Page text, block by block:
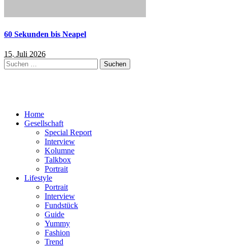
60 Sekunden bis Neapel
15. Juli 2026
Suchen
nach:
Home
Gesellschaft
Special Report
Interview
Kolumne
Talkbox
Portrait
Lifestyle
Portrait
Interview
Fundstück
Guide
Yummy
Fashion
Trend